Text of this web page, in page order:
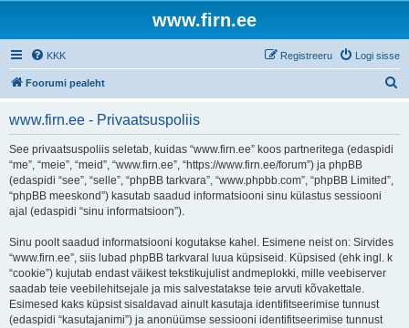
www.firn.ee
KKK Logi sisse
Registreeru
Foorumi pealeht
www.firn.ee - Privaatsuspoliis
See privaatsuspoliis seletab, kuidas “www.firn.ee” koos partneritega (edaspidi
“me”, “meie”, “meid”, “www.firn.ee”, “https://www.firn.ee/forum”) ja phpBB
(edaspidi “see”, “selle”, “phpBB tarkvara”, “www.phpbb.com”, “phpBB Limited”,
“phpBB meeskond”) kasutab saadud informatsiooni sinu külastus sessiooni
ajal (edaspidi “sinu informatsioon”).
Sinu poolt saadud informatsiooni kogutakse kahel. Esimene neist on: Sirvides
“www.firn.ee”, siis lubad phpBB tarkvaral luua küpsiseid. Küpsised (ehk ingl. k
“cookie”) kujutab endast väikest tekstikujulist andmeplokki, mille veebiserver
saadab teie veebilehitsejale ja mis salvestatakse teie arvuti kõvakettale.
Esimesed kaks küpsist sisaldavad ainult kasutaja identifitseerimise tunnust
(edaspidi “kasutajanimi”) ja anonüümse sessiooni identifitseerimise tunnust